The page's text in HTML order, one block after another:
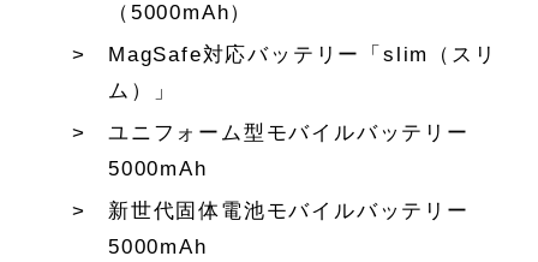
（5000mAh）
MagSafe対応バッテリー「slim（スリ
ム）」
ユニフォーム型モバイルバッテリー
5000mAh
新世代固体電池モバイルバッテリー
5000mAh